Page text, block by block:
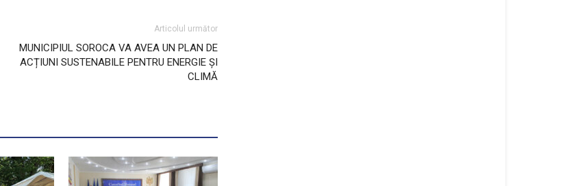
Articolul următor
MUNICIPIUL SOROCA VA AVEA UN PLAN DE
ACȚIUNI SUSTENABILE PENTRU ENERGIE ȘI
CLIMĂ